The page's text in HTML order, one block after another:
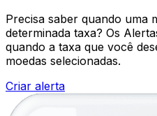
Precisa saber quando uma
determinada taxa? Os
quando a taxa que você
moedas selecionadas.
Criar alerta